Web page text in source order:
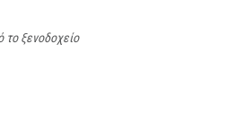
ξενοδοχείο